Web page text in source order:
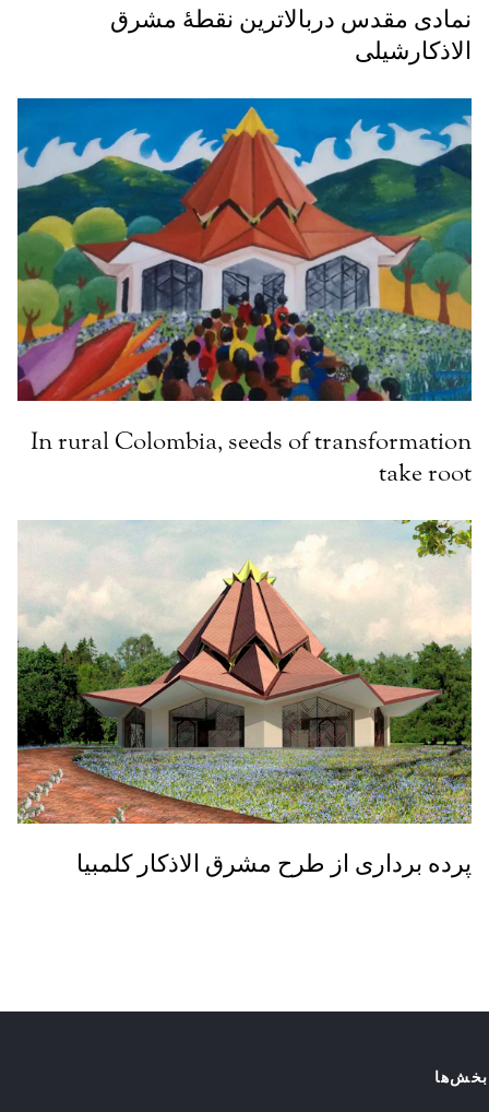
نمادی مقدس دربالاترین نقطۀ مشرق
الاذکارشیلی
In rural Colombia, seeds of transformation
take root
پرده برداری از طرح مشرق الاذکار کلمبیا
بخش‌ها